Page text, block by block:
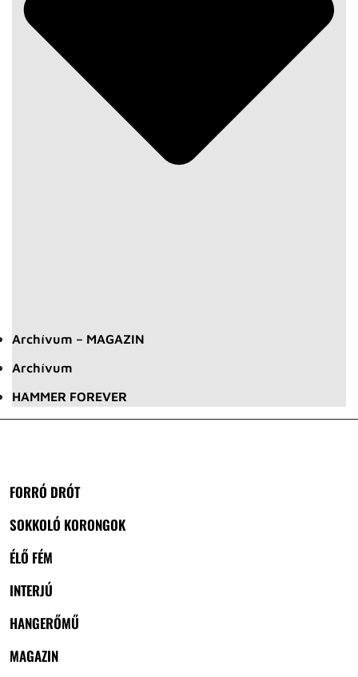
Archívum – MAGAZIN
Archívum
HAMMER FOREVER
FORRÓ DRÓT
SOKKOLÓ KORONGOK
ÉLŐ FÉM
INTERJÚ
HANGERŐMŰ
MAGAZIN